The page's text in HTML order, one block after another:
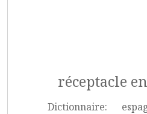
réceptacle
Dictionnaire: